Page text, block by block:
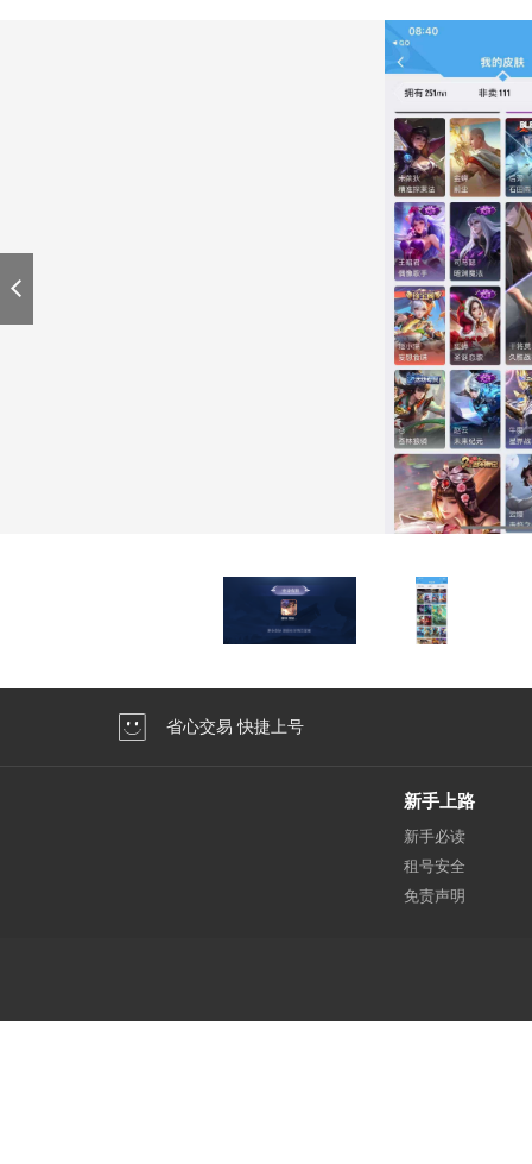
省心交易 快捷上号
新手上路
新手必读
租号安全
免责声明